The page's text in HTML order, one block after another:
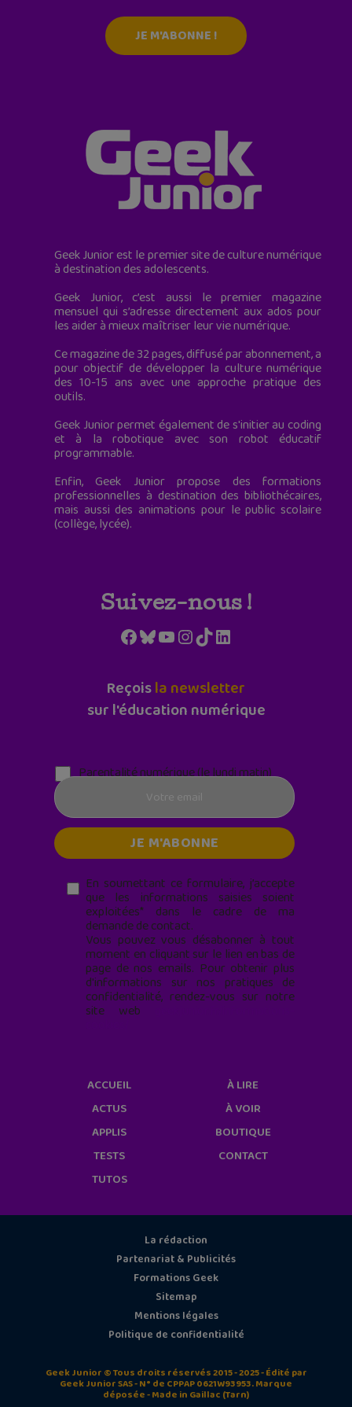
JE M'ABONNE !
Geek Junior est le premier site de culture numérique
à destination des adolescents.
Geek Junior, c’est aussi le premier magazine
mensuel qui s’adresse directement aux ados pour
les aider à mieux maîtriser leur vie numérique.
Ce magazine de 32 pages, diffusé par abonnement, a
pour objectif de développer la culture numérique
des 10-15 ans avec une approche pratique des
outils.
Geek Junior permet également de s'initier au coding
et à la robotique avec son robot éducatif
programmable.
Enfin, Geek Junior propose des formations
professionnelles à destination des bibliothécaires,
mais aussi des animations pour le public scolaire
(collège, lycée).
Suivez-nous !
Facebook
Bluesky
YouTube
Instagram
TikTokLinkedIn
Reçoisla newsletter
sur l'éducation numérique
Parentalité numérique (le lundi matin)
En soumettant ce formulaire, j’accepte
que les informations saisies soient
exploitées* dans le cadre de ma
demande de contact.
Vous pouvez vous désabonner à tout
moment en cliquant sur le lien en bas de
page de nos emails. Pour obtenir plus
d'informations sur nos pratiques de
confidentialité, rendez-vous sur notre
site web
ACCUEIL
ACTUS
APPLIS
TESTS
TUTOS
À LIRE
À VOIR
BOUTIQUE
CONTACT
La rédaction
Partenariat & Publicités
Formations Geek
Sitemap
Mentions légales
Politique de confidentialité
Geek Junior © Tous droits réservés 2015 - 2025 - Édité par
Geek Junior SAS - N° de CPPAP 0621W93953. Marque
déposée - Made in Gaillac (Tarn)